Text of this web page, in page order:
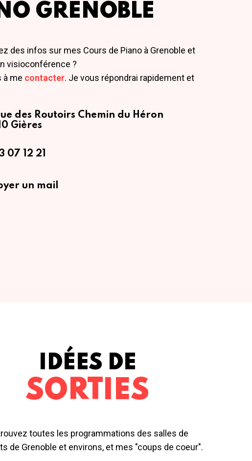
GRENOBLE
des infos sur mes Cours de Piano à Grenoble et
visioconférence ?
à me contacter. Je vous répondrai rapidement et
des Routoirs Chemin du Héron
Gières
07 12 21
un mail
IDÉES DE
SORTIES
toutes les programmations des salles de
de Grenoble et environs, et mes "coups de coeur".